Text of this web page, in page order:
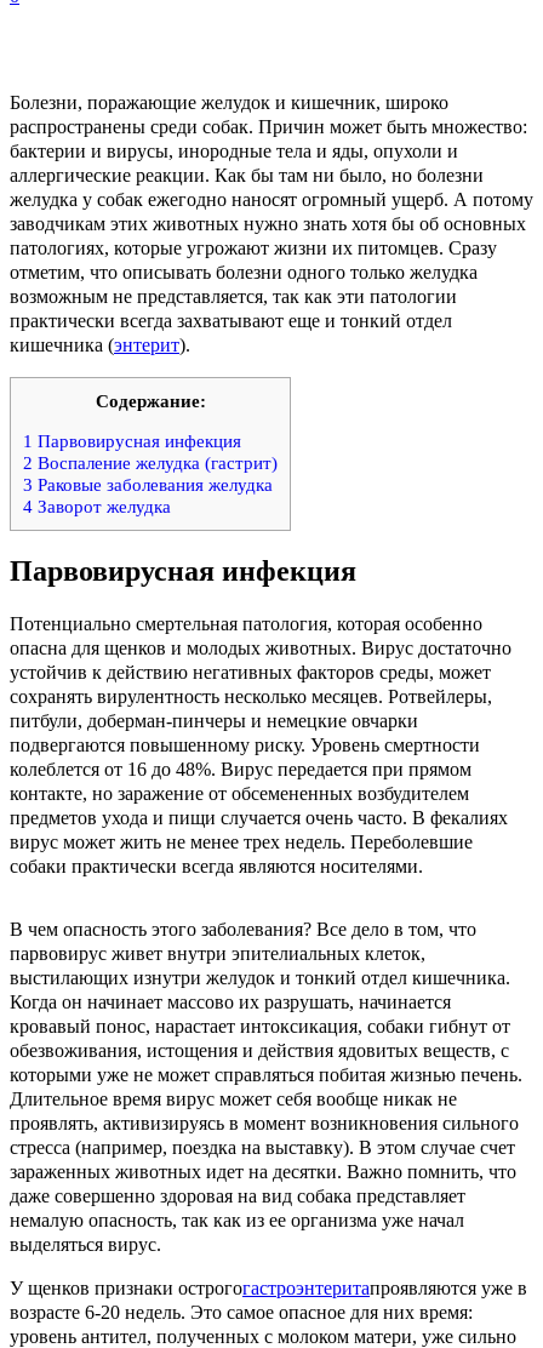
Болезни, поражающие желудок и кишечник, широко
распространены среди собак. Причин может быть множество:
бактерии и вирусы, инородные тела и яды, опухоли и
аллергические реакции. Как бы там ни было, но болезни
желудка у собак ежегодно наносят огромный ущерб. А потому
заводчикам этих животных нужно знать хотя бы об основных
патологиях, которые угрожают жизни их питомцев. Сразу
отметим, что описывать болезни одного только желудка
возможным не представляется, так как эти патологии
практически всегда захватывают еще и тонкий отдел
кишечника (энтерит).
Содержание:
1 Парвовирусная инфекция
2 Воспаление желудка (гастрит)
3 Раковые заболевания желудка
4 Заворот желудка
Парвовирусная инфекция
Потенциально смертельная патология, которая особенно
опасна для щенков и молодых животных. Вирус достаточно
устойчив к действию негативных факторов среды, может
сохранять вирулентность несколько месяцев. Ротвейлеры,
питбули, доберман-пинчеры и немецкие овчарки
подвергаются повышенному риску. Уровень смертности
колеблется от 16 до 48%. Вирус передается при прямом
контакте, но заражение от обсемененных возбудителем
предметов ухода и пищи случается очень часто. В фекалиях
вирус может жить не менее трех недель. Переболевшие
собаки практически всегда являются носителями.
В чем опасность этого заболевания? Все дело в том, что
парвовирус живет внутри эпителиальных клеток,
выстилающих изнутри желудок и тонкий отдел кишечника.
Когда он начинает массово их разрушать, начинается
кровавый понос, нарастает интоксикация, собаки гибнут от
обезвоживания, истощения и действия ядовитых веществ, с
которыми уже не может справляться побитая жизнью печень.
Длительное время вирус может себя вообще никак не
проявлять, активизируясь в момент возникновения сильного
стресса (например, поездка на выставку). В этом случае счет
зараженных животных идет на десятки. Важно помнить, что
даже совершенно здоровая на вид собака представляет
немалую опасность, так как из ее организма уже начал
выделяться вирус.
У щенков признаки острогогастроэнтеритапроявляются уже в
возрасте 6-20 недель. Это самое опасное для них время:
уровень антител, полученных с молоком матери, уже сильно